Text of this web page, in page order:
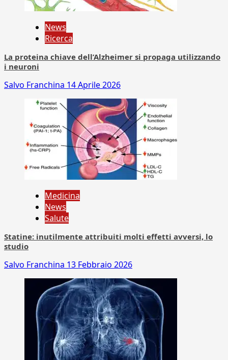
News
Ricerca
La proteina chiave dell’Alzheimer si propaga utilizzando
i neuroni
Salvo Franchina 14 Aprile 2026
Medicina
News
Salute
Statine: inutilmente attribuiti molti effetti avversi, lo
studio
Salvo Franchina 13 Febbraio 2026